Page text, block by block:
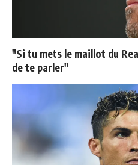
"Si tu mets le maillot du
de te parler"